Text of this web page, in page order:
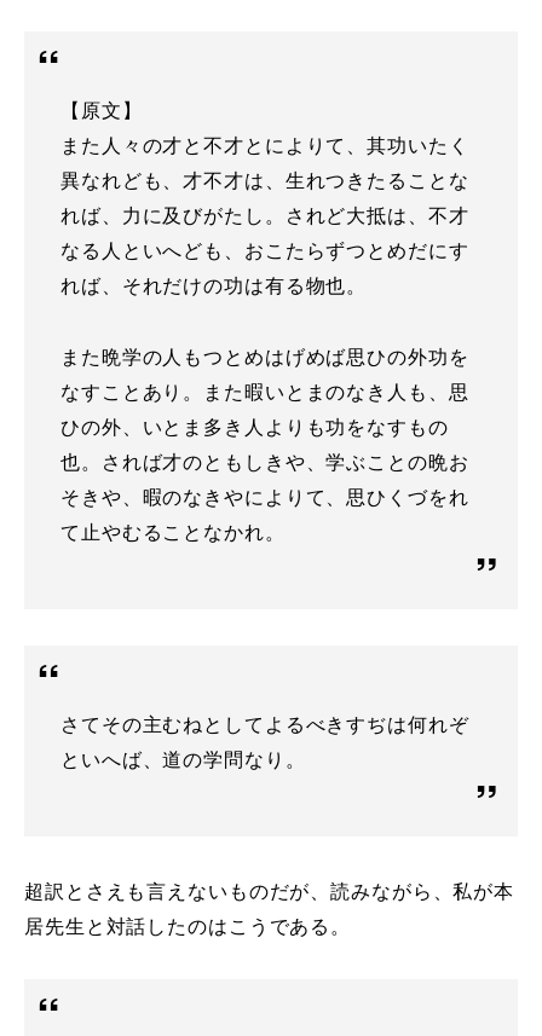
【原文】
また人々の才と不才とによりて、其功いたく
異なれども、才不才は、生れつきたることな
れば、力に及びがたし。されど大抵は、不才
なる人といへども、おこたらずつとめだにす
れば、それだけの功は有る物也。
また晩学の人もつとめはげめば思ひの外功を
なすことあり。また暇いとまのなき人も、思
ひの外、いとま多き人よりも功をなすもの
也。されば才のともしきや、学ぶことの晩お
そきや、暇のなきやによりて、思ひくづをれ
て止やむることなかれ。
さてその主むねとしてよるべきすぢは何れぞ
といへば、道の学問なり。
超訳とさえも言えないものだが、読みながら、私が本
居先生と対話したのはこうである。